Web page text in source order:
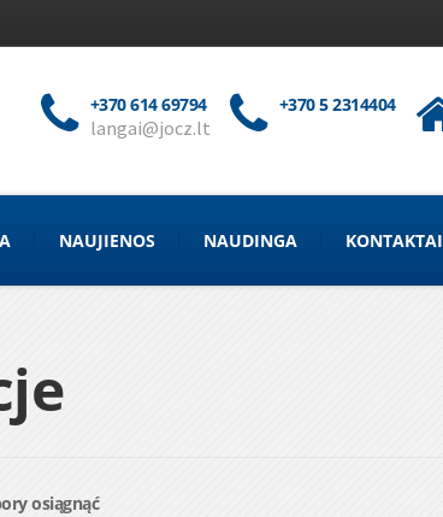
+370 614 69794
langai@jocz.lt
+370 5 2314404
NAUJIENOS NAUDINGA KONTAKTAI
osiągnąć